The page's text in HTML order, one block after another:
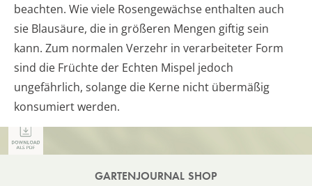
beachten. Wie viele Rosengewächse enthalten auch
sie Blausäure, die in größeren Mengen giftig sein
kann. Zum normalen Verzehr in verarbeiteter Form
sind die Früchte der Echten Mispel jedoch
ungefährlich, solange die Kerne nicht übermäßig
konsumiert werden.
GARTENJOURNAL SHOP